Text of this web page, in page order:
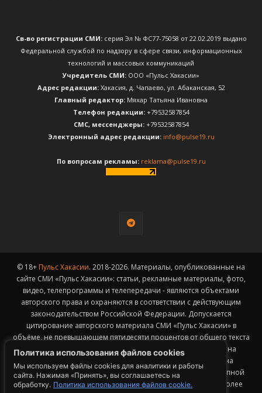
Политика использования файлов cookies
Мы используем файлы cookies для аналитики и работы
сайта. Нажимая «Принять», вы соглашаетесь на
обработку. Политика использования файлов cookie.
Св-во регистрации СМИ:серия Эл № ФС77-75058 от 22.02.2019 выдано
Федеральной службой по надзору в сфере связи, информационных
технологий и массовых коммуникаций
Учредитель СМИ: ООО «Пульс Хакасии»
Адрес редакции:Хакасия, д. Чапаево, ул. Абаканская, 52
Главный редактор: Мяхар Татьяна Ивановна
Телефон редакции:+79532587854
CМС, мессенджеры:+79532587854
Электронный адрес редакции: info@pulse19.ru
По вопросам рекламы: reklama@pulse19.ru
© 18+ Пульс Хакасии. 2018-2026. Материалы, опубликованные на
сайте СМИ «Пульс Хакасии»: статьи, рекламные материалы, фото,
видео, телепрограммы и телепередачи - являются объектами
авторского права и охраняются в соответствии с действующим
законодательством Российской Федерации. Допускается
цитирование авторского материала СМИ «Пульс Хакасии» в
объёме, не превышающем пятидесяти процентов от общего текста
публикации с обязательным размещением гиперссылки на
страницу заимствования материала. Гиперссылка должна
размещаться в тексте цитируемого материала и быть доступной
для индексации поисковыми системами. Заимствование более